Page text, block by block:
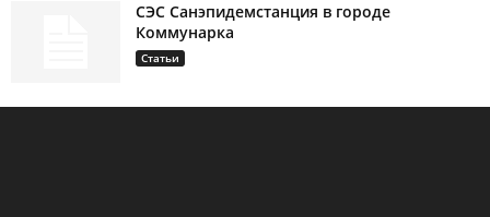
СЭС Санэпидемстанция в городе
Коммунарка
Статьи